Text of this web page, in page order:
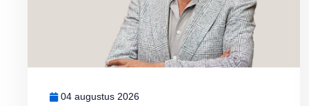
04 augustus 2026